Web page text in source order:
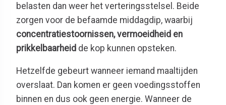
belasten dan weer het verteringsstelsel. Beide
zorgen voor de befaamde middagdip, waarbij
concentratiestoornissen, vermoeidheid en
prikkelbaarheid de kop kunnen opsteken.
Hetzelfde gebeurt wanneer iemand maaltijden
overslaat. Dan komen er geen voedingsstoffen
binnen en dus ook geen energie. Wanneer de